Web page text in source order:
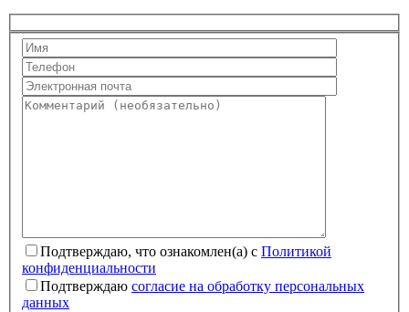
Подтверждаю, что ознакомлен(а) с Политикой
конфиденциальности
Подтверждаю согласие на обработку персональных
данных